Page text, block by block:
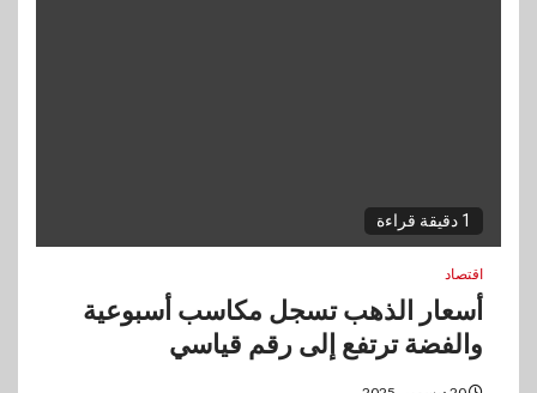
1 دقيقة قراءة
اقتصاد
أسعار الذهب تسجل مكاسب أسبوعية
والفضة ترتفع إلى رقم قياسي